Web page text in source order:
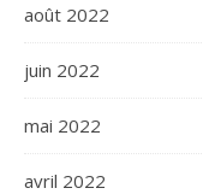
août 2022
juin 2022
mai 2022
avril 2022